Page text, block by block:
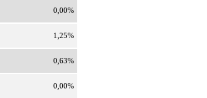
0,00%
1,25%
0,63%
0,00%